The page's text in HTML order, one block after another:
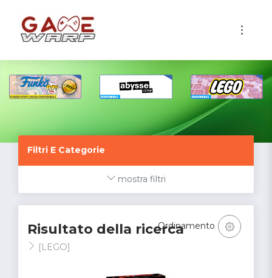
Filtri E Categorie
mostra filtri
Risultato della ricerca
[LEGO]
Ordinamento